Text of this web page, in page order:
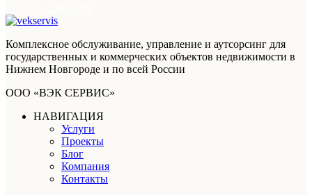
Комплексное обслуживание, управление и аутсорсинг для
государственных и коммерческих объектов недвижимости в
Нижнем Новгороде и по всей России
ООО «ВЭК СЕРВИС»
НАВИГАЦИЯ
Услуги
Проекты
Блог
Компания
Контакты